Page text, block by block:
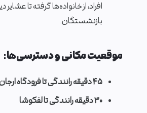
افراد، از خانواده‌ها گرفته تا عشایر
بازنشستگان.
موقعیت مکانی و دسترسی‌ها:
۴۵ دقیقه رانندگی تا فرودگاه ارجان
۳۰ دقیقه رانندگی تا لفکوشا